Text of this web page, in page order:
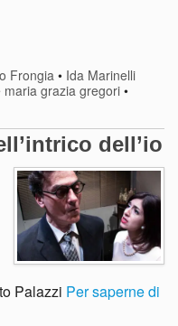
Frongia • Ida Marinelli
maria grazia gregori •
dell’io
Palazzi Per saperne di